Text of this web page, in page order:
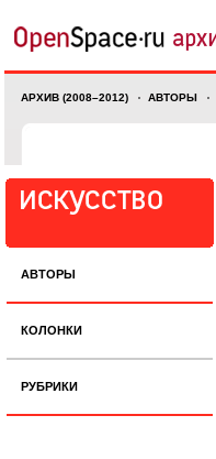
АРХИВ (2008–2012) АВТОРЫ
АВТОРЫ
КОЛОНКИ
РУБРИКИ